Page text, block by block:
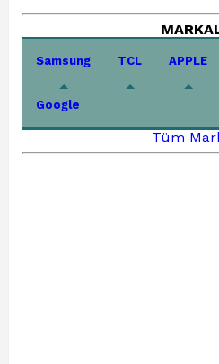
Samsung TCL APPLE
Google
Tüm